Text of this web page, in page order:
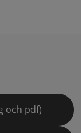
och pdf)